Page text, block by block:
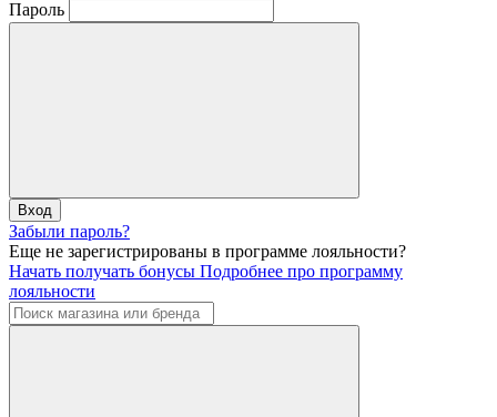
Пароль
Вход
Забыли пароль?
Еще не зарегистрированы в программе лояльности?
Начать получать бонусы Подробнее про программу
лояльности